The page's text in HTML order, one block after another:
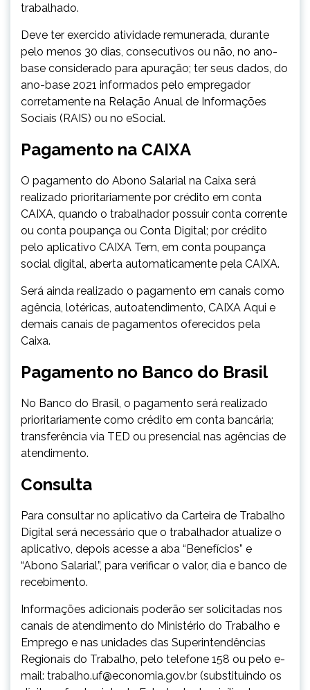
trabalhado.
Deve ter exercido atividade remunerada, durante
pelo menos 30 dias, consecutivos ou não, no ano-
base considerado para apuração; ter seus dados, do
ano-base 2021 informados pelo empregador
corretamente na Relação Anual de Informações
Sociais (RAIS) ou no eSocial.
Pagamento na CAIXA
O pagamento do Abono Salarial na Caixa será
realizado prioritariamente por crédito em conta
CAIXA, quando o trabalhador possuir conta corrente
ou conta poupança ou Conta Digital; por crédito
pelo aplicativo CAIXA Tem, em conta poupança
social digital, aberta automaticamente pela CAIXA.
Será ainda realizado o pagamento em canais como
agência, lotéricas, autoatendimento, CAIXA Aqui e
demais canais de pagamentos oferecidos pela
Caixa.
Pagamento no Banco do Brasil
No Banco do Brasil, o pagamento será realizado
prioritariamente como crédito em conta bancária;
transferência via TED ou presencial nas agências de
atendimento.
Consulta
Para consultar no aplicativo da Carteira de Trabalho
Digital será necessário que o trabalhador atualize o
aplicativo, depois acesse a aba “Benefícios” e
“Abono Salarial”, para verificar o valor, dia e banco de
recebimento.
Informações adicionais poderão ser solicitadas nos
canais de atendimento do Ministério do Trabalho e
Emprego e nas unidades das Superintendências
Regionais do Trabalho, pelo telefone 158 ou pelo e-
mail: trabalho.uf@economia.gov.br (substituindo os